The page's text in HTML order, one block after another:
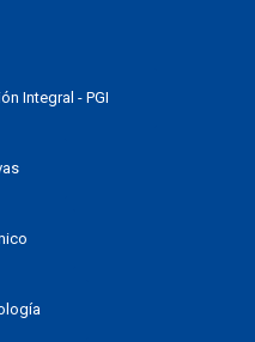
Integral - PGI